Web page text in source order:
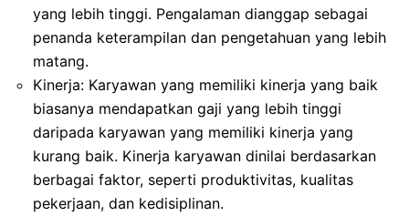
yang lebih tinggi. Pengalaman dianggap sebagai
penanda keterampilan dan pengetahuan yang lebih
matang.
Kinerja: Karyawan yang memiliki kinerja yang baik
biasanya mendapatkan gaji yang lebih tinggi
daripada karyawan yang memiliki kinerja yang
kurang baik. Kinerja karyawan dinilai berdasarkan
berbagai faktor, seperti produktivitas, kualitas
pekerjaan, dan kedisiplinan.